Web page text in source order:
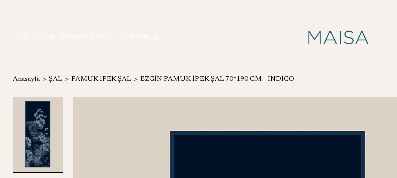
Anasayfa ŞAL PAMUK İPEK ŞAL EZGİN PAMUK İPEK ŞAL 70*190 CM - INDIGO